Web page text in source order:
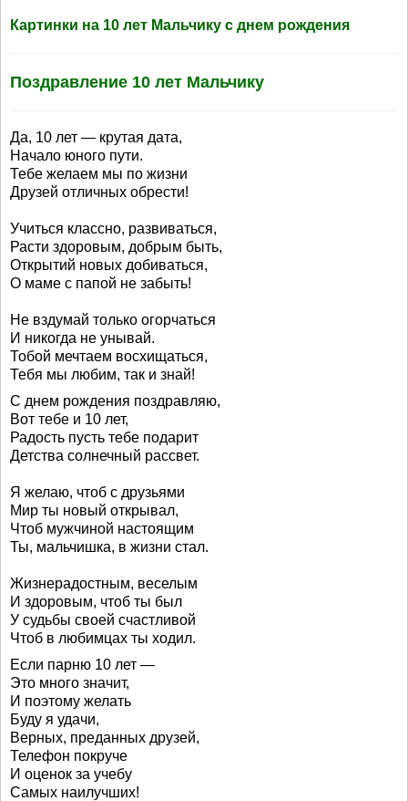
Картинки на 10 лет Мальчику с днем рождения
Поздравление 10 лет Мальчику
Да, 10 лет — крутая дата,
Начало юного пути.
Тебе желаем мы по жизни
Друзей отличных обрести!
Учиться классно, развиваться,
Расти здоровым, добрым быть,
Открытий новых добиваться,
О маме с папой не забыть!
Не вздумай только огорчаться
И никогда не унывай.
Тобой мечтаем восхищаться,
Тебя мы любим, так и знай!
С днем рождения поздравляю,
Вот тебе и 10 лет,
Радость пусть тебе подарит
Детства солнечный рассвет.
Я желаю, чтоб с друзьями
Мир ты новый открывал,
Чтоб мужчиной настоящим
Ты, мальчишка, в жизни стал.
Жизнерадостным, веселым
И здоровым, чтоб ты был
У судьбы своей счастливой
Чтоб в любимцах ты ходил.
Если парню 10 лет —
Это много значит,
И поэтому желать
Буду я удачи,
Верных, преданных друзей,
Телефон покруче
И оценок за учебу
Самых наилучших!